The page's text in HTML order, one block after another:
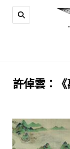
許倬雲：